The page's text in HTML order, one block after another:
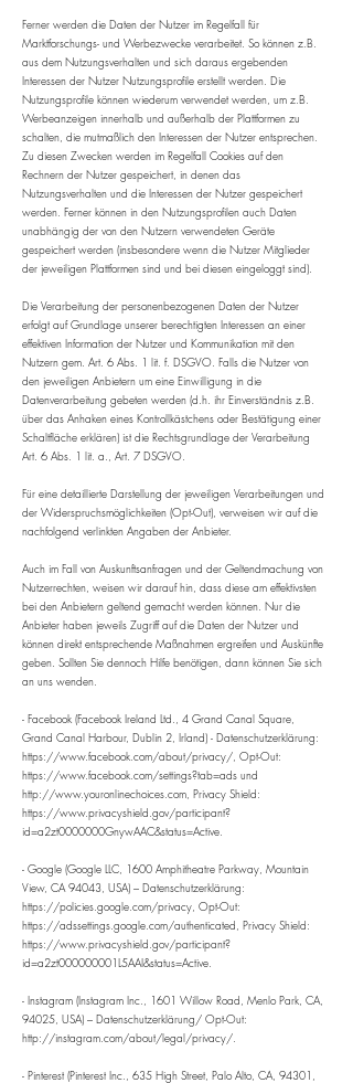
Ferner werden die Daten der Nutzer im Regelfall für
Marktforschungs- und Werbezwecke verarbeitet. So können z.B.
aus dem Nutzungsverhalten und sich daraus ergebenden
Interessen der Nutzer Nutzungsprofile erstellt werden. Die
Nutzungsprofile können wiederum verwendet werden, um z.B.
Werbeanzeigen innerhalb und außerhalb der Plattformen zu
schalten, die mutmaßlich den Interessen der Nutzer entsprechen.
Zu diesen Zwecken werden im Regelfall Cookies auf den
Rechnern der Nutzer gespeichert, in denen das
Nutzungsverhalten und die Interessen der Nutzer gespeichert
werden. Ferner können in den Nutzungsprofilen auch Daten
unabhängig der von den Nutzern verwendeten Geräte
gespeichert werden (insbesondere wenn die Nutzer Mitglieder
der jeweiligen Plattformen sind und bei diesen eingeloggt sind).
Die Verarbeitung der personenbezogenen Daten der Nutzer
erfolgt auf Grundlage unserer berechtigten Interessen an einer
effektiven Information der Nutzer und Kommunikation mit den
Nutzern gem. Art. 6 Abs. 1 lit. f. DSGVO. Falls die Nutzer von
den jeweiligen Anbietern um eine Einwilligung in die
Datenverarbeitung gebeten werden (d.h. ihr Einverständnis z.B.
über das Anhaken eines Kontrollkästchens oder Bestätigung einer
Schaltfläche erklären) ist die Rechtsgrundlage der Verarbeitung
Art. 6 Abs. 1 lit. a., Art. 7 DSGVO.
Für eine detaillierte Darstellung der jeweiligen Verarbeitungen und
der Widerspruchsmöglichkeiten (Opt-Out), verweisen wir auf die
nachfolgend verlinkten Angaben der Anbieter.
Auch im Fall von Auskunftsanfragen und der Geltendmachung von
Nutzerrechten, weisen wir darauf hin, dass diese am effektivsten
bei den Anbietern geltend gemacht werden können. Nur die
Anbieter haben jeweils Zugriff auf die Daten der Nutzer und
können direkt entsprechende Maßnahmen ergreifen und Auskünfte
geben. Sollten Sie dennoch Hilfe benötigen, dann können Sie sich
an uns wenden.
- Facebook (Facebook Ireland Ltd., 4 Grand Canal Square,
Grand Canal Harbour, Dublin 2, Irland) - Datenschutzerklärung:
https://www.facebook.com/about/privacy/, Opt-Out:
https://www.facebook.com/settings?tab=ads und
http://www.youronlinechoices.com, Privacy Shield:
https://www.privacyshield.gov/participant?
id=a2zt0000000GnywAAC&status=Active.
- Google (Google LLC, 1600 Amphitheatre Parkway, Mountain
View, CA 94043, USA) – Datenschutzerklärung:
https://policies.google.com/privacy, Opt-Out:
https://adssettings.google.com/authenticated, Privacy Shield:
https://www.privacyshield.gov/participant?
id=a2zt000000001L5AAI&status=Active.
- Instagram (Instagram Inc., 1601 Willow Road, Menlo Park, CA,
94025, USA) – Datenschutzerklärung/ Opt-Out:
http://instagram.com/about/legal/privacy/.
- Pinterest (Pinterest Inc., 635 High Street, Palo Alto, CA, 94301,